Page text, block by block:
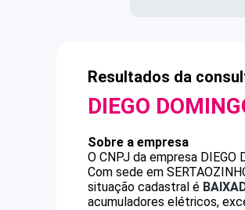
Resultados da
DIEGO
Sobre a empresa
O CNPJ da empresa DIEGO
Com sede em
situação cadastral é
acumuladores elétricos,